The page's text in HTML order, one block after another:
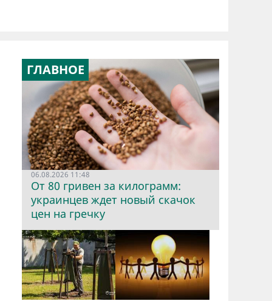
ГЛАВНОЕ
06.08.2026 11:48
От 80 гривен за килограмм:
украинцев ждет новый скачок
цен на гречку